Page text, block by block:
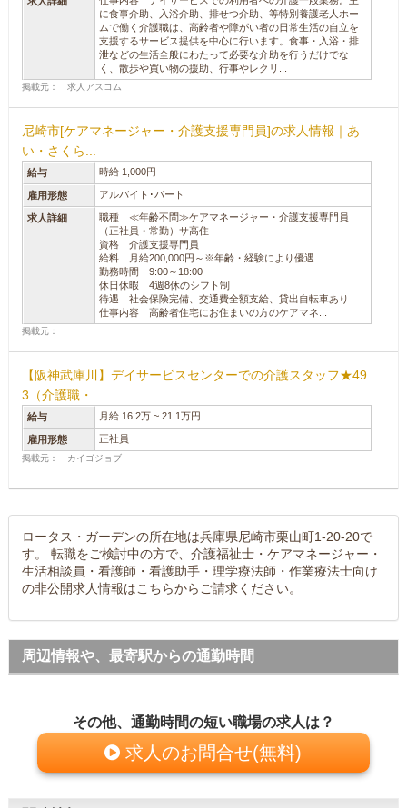
に食事介助、入浴介助、排せつ介助、等特別養護老人ホー
ムで働く介護職は、高齢者や障がい者の日常生活の自立を
支援するサービス提供を中心に行います。食事・入浴・排
泄などの生活全般にわたって必要な介助を行うだけでな
く、散歩や買い物の援助、行事やレクリ...
掲載元： 求人アスコム
尼崎市[ケアマネージャー・介護支援専門員]の求人情報｜あ
い・さくら...
給与 時給 1,000円
雇用形態 アルバイト･パート
求人詳細
職種 ≪年齢不問≫ケアマネージャー・介護支援専門員
（正社員・常勤）サ高住
資格 介護支援専門員
給料 月給200,000円～※年齢・経験により優遇
勤務時間 9:00～18:00
休日休暇 4週8休のシフト制
待遇 社会保険完備、交通費全額支給、貸出自転車あり
仕事内容 高齢者住宅にお住まいの方のケアマネ...
掲載元：
【阪神武庫川】デイサービスセンターでの介護スタッフ★49
3（介護職・...
給与 月給 16.2万 ~ 21.1万円
雇用形態 正社員
掲載元： カイゴジョブ
ロータス・ガーデンの所在地は兵庫県尼崎市栗山町1-20-20で
す。 転職をご検討中の方で、介護福祉士・ケアマネージャー・
生活相談員・看護師・看護助手・理学療法師・作業療法士向け
の非公開求人情報はこちらからご請求ください。
周辺情報や、最寄駅からの通勤時間
その他、通勤時間の短い職場の求人は？
求人のお問合せ(無料)